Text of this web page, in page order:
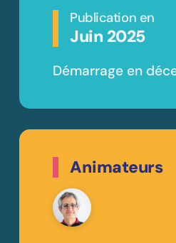
Publication en
Juin 2025
Démarrage en
Animateurs